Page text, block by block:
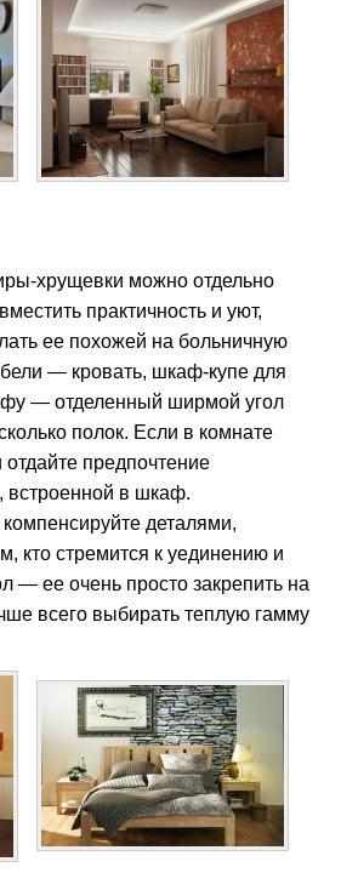
хрущевки можно отдельно
практичность и уют,
ее похожей на больничную
— кровать, шкаф-купе для
— отделенный ширмой угол
полок. Если в комнате
предпочтение
встроенной в шкаф.
деталями,
кто стремится к уединению и
— ее очень просто закрепить на
всего выбирать теплую гамму